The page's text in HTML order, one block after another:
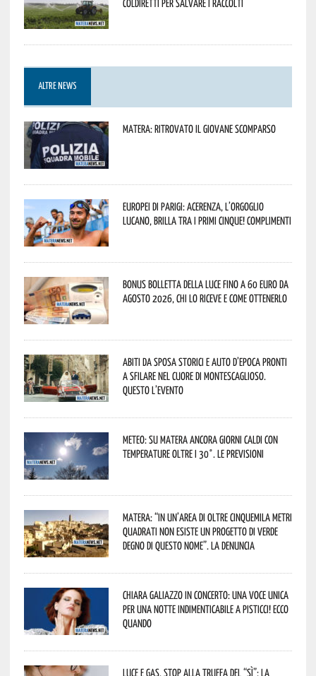
Coldiretti per salvare i raccolti
ALTRE NEWS
Matera: ritrovato il giovane scomparso
Europei di Parigi: Acerenza, l’orgoglio
lucano, brilla tra i primi cinque! Complimenti
Bonus bolletta della luce fino a 60 euro da
agosto 2026, chi lo riceve e come ottenerlo
Abiti da sposa storici e auto d’epoca pronti
a sfilare nel cuore di Montescaglioso.
Questo l’evento
Meteo: su Matera ancora giorni caldi con
temperature oltre i 30°. Le previsioni
Matera: “In un’area di oltre cinquemila metri
quadrati non esiste un progetto di verde
degno di questo nome”. La denuncia
Chiara Galiazzo in concerto: una voce unica
per una notte indimenticabile a Pisticci! Ecco
quando
Luce e gas, stop alla truffa del “Sì”: la